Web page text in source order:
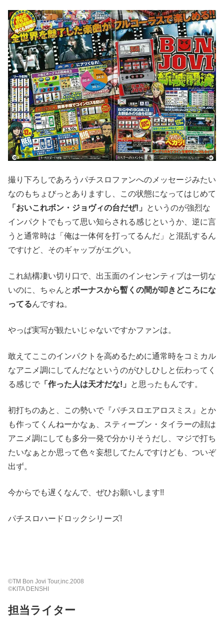
撮り下ろしであろうパチスロファンへのメッセージみたい
なのもちょびっとありますし、この状態になってはじめて
「おいこれボン・ジョヴィの台だぜ!」
というのが強烈な
インパクトでもって思い知らされる感じというか、逆に言
うと通常時は「俺は一体何を打ってるんだ」と混乱するん
ですけど、そのギャップがエグい。
これ結構凄い切り口で、出玉面のインセンティブは一切な
いのに、ちゃんとボーナスから暫くの間が叩きどころにな
ってるんですね。
やっぱ実写が観たいじゃないですかファンは。
敢えてここのインパクトを高めるために通常時をコミカル
なアニメ調にしてんだなというのがひしひしと伝わってく
る感じで 「作った人は天才だな!」 と思ったもんです。
初打ちのあと、この勢いで『パチスロエアロスミス』とか
も作ってくんねーかなぁ、スティーブン・タイラーの顔は
アニメ調にしても多分一発で分かりそうだし、マジで打ち
たいなぁとか思って色々妄想してたんですけども、ついぞ
出ず。
今からでも遅くなんで、ぜひお願いします!!
パチスロハードロックシリーズ!
©TM Bon Jovi Tour,inc.2008
©KITA DENSHI
担当ライター